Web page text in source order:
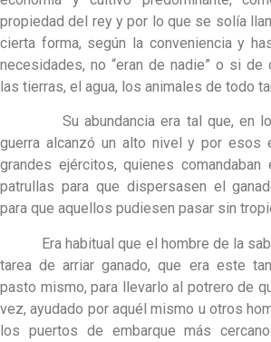
propiedad del rey y por lo que se solía
cierta forma, según la conveniencia y
necesidades, no “eran de nadie” o si de
las tierras, el agua, los animales de todo
Su abundancia era tal que, en los
guerra alcanzó un alto nivel y por esos
grandes ejércitos, quienes comandaban
patrullas para que dispersasen el
para que aquellos pudiesen pasar sin
Era habitual que el hombre de la
tarea de arriar ganado, que era este
pasto mismo, para llevarlo al potrero de
vez, ayudado por aquél mismo u otros
los puertos de embarque más